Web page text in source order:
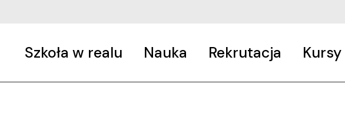
Szkoła w realu Nauka Rekrutacja Kursy